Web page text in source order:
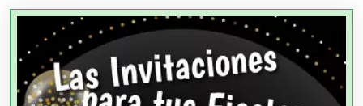
Agencias Aduanales
Agencias de Autos